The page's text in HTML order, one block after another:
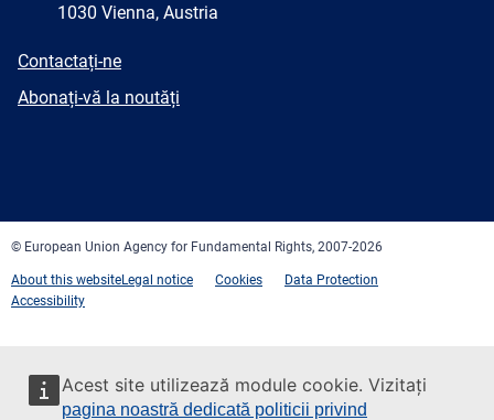
Acest site utilizează module cookie. Vizitați
pagina noastră dedicată politicii privind
1030 Vienna, Austria
E-
Contactați-ne
Newsletter
Abonați-vă la noutăți
© European Union Agency for Fundamental Rights, 2007-2026
About this websiteLegal notice Cookies
Data Protection
Accessibility